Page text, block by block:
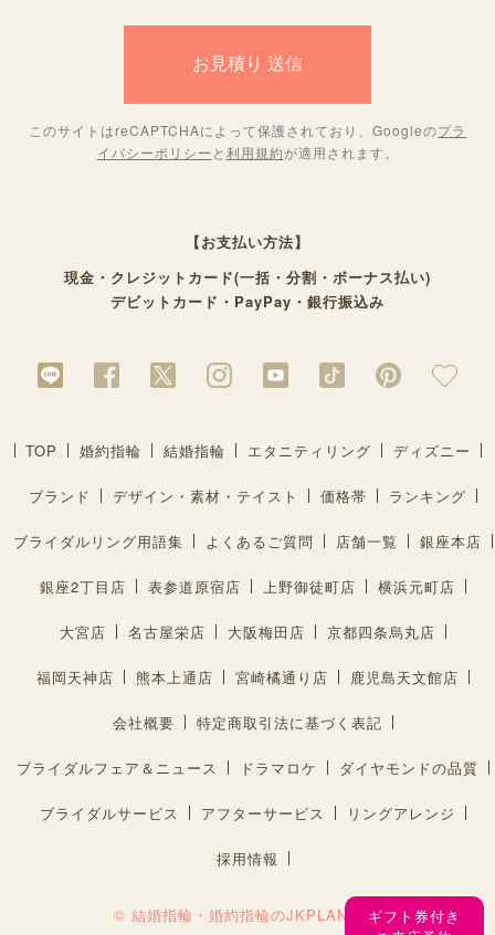
このサイトはreCAPTCHAによって保護されており、Googleのプラ
イバシーポリシー と 利用規約が適用されます。
ギフト券付き
【お支払い方法】
現金・クレジットカード(一括・分割・ボーナス払い)
デビットカード・PayPay・銀行振込み
TOP 婚約指輪 結婚指輪 エタニティリング ディズニー
ブランド デザイン・素材・テイスト 価格帯 ランキング
ブライダルリング用語集 よくあるご質問 店舗一覧 銀座本店
銀座2丁目店 表参道原宿店 上野御徒町店 横浜元町店
大宮店 名古屋栄店 大阪梅田店 京都四条烏丸店
福岡天神店 熊本上通店 宮崎橘通り店 鹿児島天文館店
会社概要 特定商取引法に基づく表記
ブライダルフェア＆ニュース ドラマロケ ダイヤモンドの品質
ブライダルサービス アフターサービス リングアレンジ
採用情報
© 結婚指輪・婚約指輪のJKPLANET®︎